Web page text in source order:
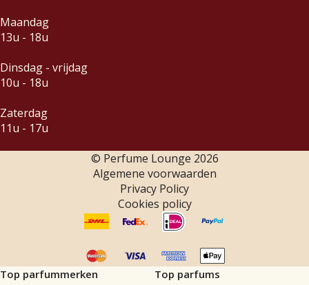
Maandag
13u - 18u
Dinsdag - vrijdag
10u - 18u
Zaterdag
11u - 17u
© Perfume Lounge 2026
Algemene voorwaarden
Privacy Policy
Cookies policy
Top parfummerken Top parfums